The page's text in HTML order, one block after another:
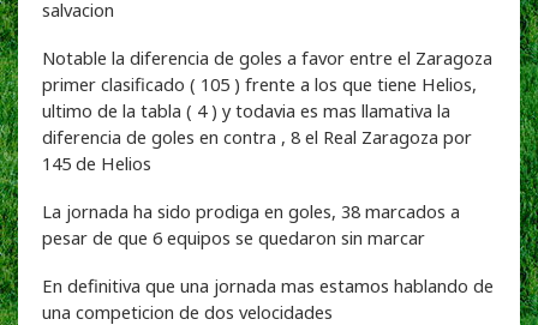
salvacion
Notable la diferencia de goles a favor entre el Zaragoza
primer clasificado ( 105 ) frente a los que tiene Helios,
ultimo de la tabla ( 4 ) y todavia es mas llamativa la
diferencia de goles en contra , 8 el Real Zaragoza por
145 de Helios
La jornada ha sido prodiga en goles, 38 marcados a
pesar de que 6 equipos se quedaron sin marcar
En definitiva que una jornada mas estamos hablando de
una competicion de dos velocidades